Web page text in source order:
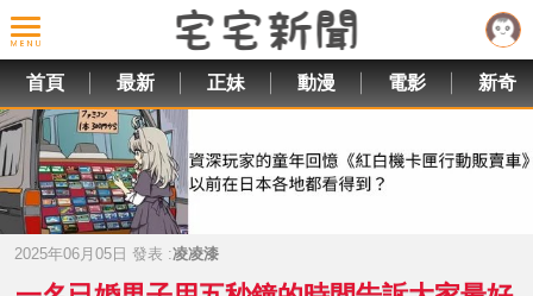
首頁 最新 正妹 動漫 電影 新奇
2025年06月05日 發表 :凌凌漆